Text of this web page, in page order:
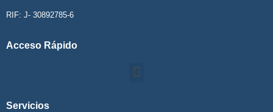
RIF: J- 30892785-6
Acceso Rápido
Servicios